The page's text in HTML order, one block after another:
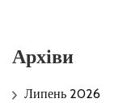
Архіви
Липень 2026